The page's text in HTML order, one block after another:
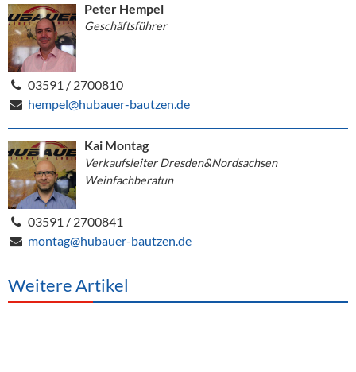
Peter Hempel
Geschäftsführer
03591 / 2700810
hempel@hubauer-bautzen.de
Kai Montag
Verkaufsleiter Dresden&Nordsachsen
Weinfachberatun
03591 / 2700841
montag@hubauer-bautzen.de
Weitere Artikel